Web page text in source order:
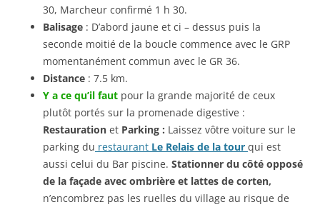
30, Marcheur confirmé 1 h 30.
Balisage : D’abord jaune et ci – dessus puis la
seconde moitié de la boucle commence avec le GRP
momentanément commun avec le GR 36.
Distance : 7.5 km.
Y a ce qu’il faut pour la grande majorité de ceux
plutôt portés sur la promenade digestive :
Restauration et Parking : Laissez vôtre voiture sur le
parking du restaurant Le Relais de la tour qui est
aussi celui du Bar piscine. Stationner du côté opposé
de la façade avec ombrière et lattes de corten,
n’encombrez pas les ruelles du village au risque de